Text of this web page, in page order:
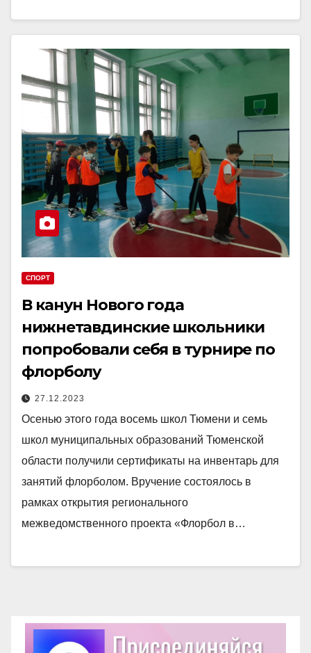
СПОРТ
В канун Нового года
нижнетавдинские школьники
попробовали себя в турнире по
флорболу
27.12.2023
Осенью этого года восемь школ Тюмени и семь
школ муниципальных образований Тюменской
области получили сертификаты на инвентарь для
занятий флорболом. Вручение состоялось в
рамках открытия регионального
межведомственного проекта «Флорбол в…